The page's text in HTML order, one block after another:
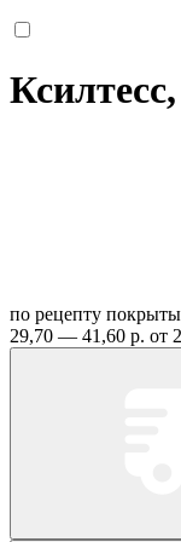
по рецепту
29,70 — 41,60 р. от